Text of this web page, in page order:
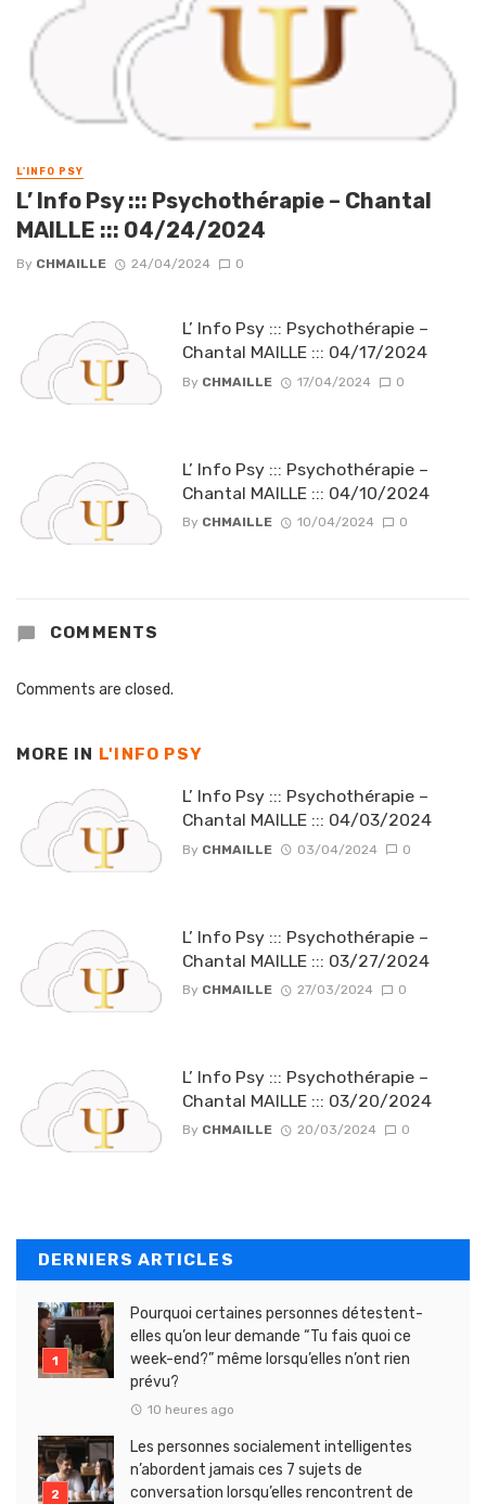
L'INFO PSY
L’ Info Psy ::: Psychothérapie – Chantal
MAILLE ::: 04/24/2024
By CHMAILLE 24/04/2024 0
L’ Info Psy ::: Psychothérapie –
Chantal MAILLE ::: 04/17/2024
By CHMAILLE 17/04/2024 0
L’ Info Psy ::: Psychothérapie –
Chantal MAILLE ::: 04/10/2024
By CHMAILLE 10/04/2024 0
COMMENTS
Comments are closed.
MORE IN L'INFO PSY
L’ Info Psy ::: Psychothérapie –
Chantal MAILLE ::: 04/03/2024
By CHMAILLE 03/04/2024 0
L’ Info Psy ::: Psychothérapie –
Chantal MAILLE ::: 03/27/2024
By CHMAILLE 27/03/2024 0
L’ Info Psy ::: Psychothérapie –
Chantal MAILLE ::: 03/20/2024
By CHMAILLE 20/03/2024 0
DERNIERS ARTICLES
Pourquoi certaines personnes détestent-
elles qu’on leur demande “Tu fais quoi ce
week-end?” même lorsqu’elles n’ont rien
prévu?
10 heures ago
Les personnes socialement intelligentes
n’abordent jamais ces 7 sujets de
conversation lorsqu’elles rencontrent de